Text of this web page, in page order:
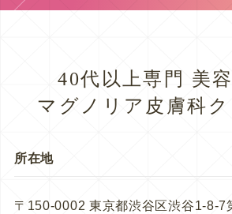
40代以上専門 美
マグノリア皮膚科ク
所在地
〒150-0002 東京都渋谷区渋谷1-8-7